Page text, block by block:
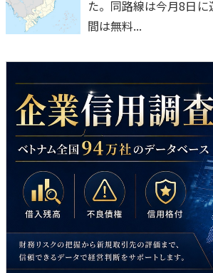
た。同路線は今月8日
間は無料...